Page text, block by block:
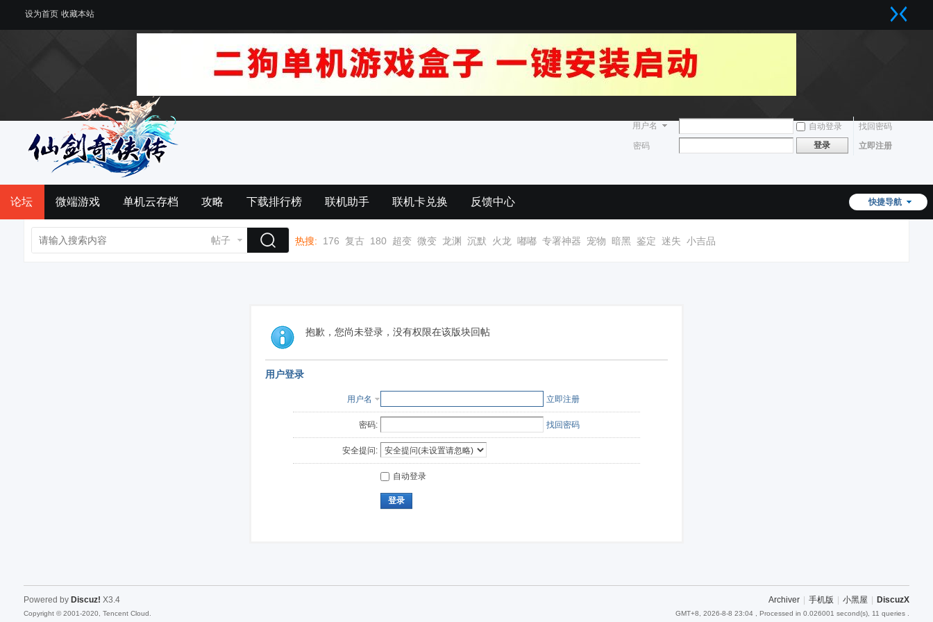
设为首页 收藏本站
用户名 自动登录
找回密码
密码
登录 立即注册
快捷导航
论坛 微端游戏 单机云存档 攻略 下载排行榜 联机助手 联机卡兑换 反馈中心
帖子 热搜: 176 复古 180 超变 微变 龙渊 沉默 火龙 嘟嘟 专署神器 宠物 暗黑 鉴定 迷失 小吉品
抱歉，您尚未登录，没有权限在该版块回帖
用户登录
用户名 立即注册
密码: 找回密码
安全提问:
自动登录
登录
Archiver 手机版 小黑屋 DiscuzX
GMT+8, 2026-8-8 23:04 , Processed in 0.026001 second(s), 11 queries .
Powered by Discuz! X3.4
Copyright © 2001-2020, Tencent Cloud.